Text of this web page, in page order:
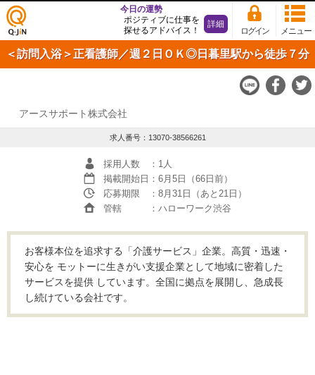
仕事
探し
の求
Q-JiN
メニュー
ログイン
今日の運勢
ポジティブに仕事を
探せるアドバイス！
詳細
＜訪問入浴＞正看護師／週２日ＯＫ◎日暮里駅から徒歩７分
アースサポート株式会社
求人番号：13070-38566261
採用人数
：1人
掲載開始日 ：6月5日（66日前）
応募期限
：8月31日（あと21日）
管轄
：ハローワーク渋谷
お客様本位を追求する「介護サービス」企業。高質・迅速・
安心を モットーに生きがい支援企業として地域に密着した
サービスを提供 しています。全国に拠点を展開し、急成長
し続けている会社です。